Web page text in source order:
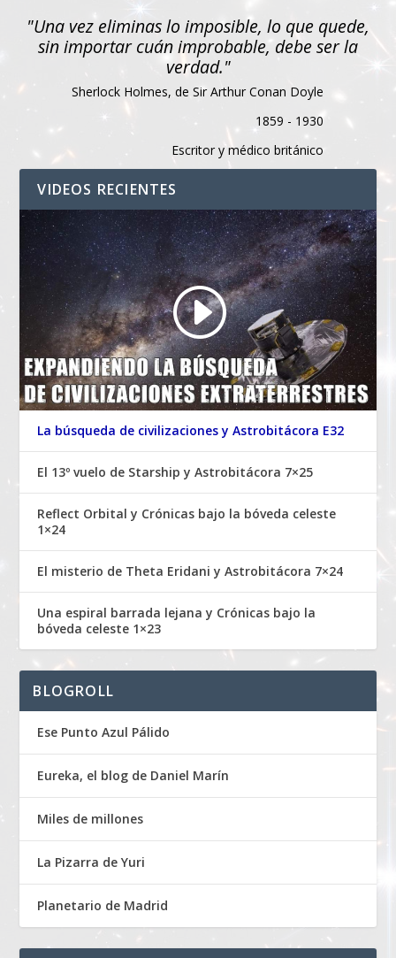
"Una vez eliminas lo imposible, lo que quede,
sin importar cuán improbable, debe ser la
verdad."
Sherlock Holmes, de Sir Arthur Conan Doyle
1859 - 1930
Escritor y médico británico
VIDEOS RECIENTES
La búsqueda de civilizaciones y Astrobitácora E32
El 13º vuelo de Starship y Astrobitácora 7×25
Reflect Orbital y Crónicas bajo la bóveda celeste
1×24
El misterio de Theta Eridani y Astrobitácora 7×24
Una espiral barrada lejana y Crónicas bajo la
bóveda celeste 1×23
BLOGROLL
Ese Punto Azul Pálido
Eureka, el blog de Daniel Marín
Miles de millones
La Pizarra de Yuri
Planetario de Madrid